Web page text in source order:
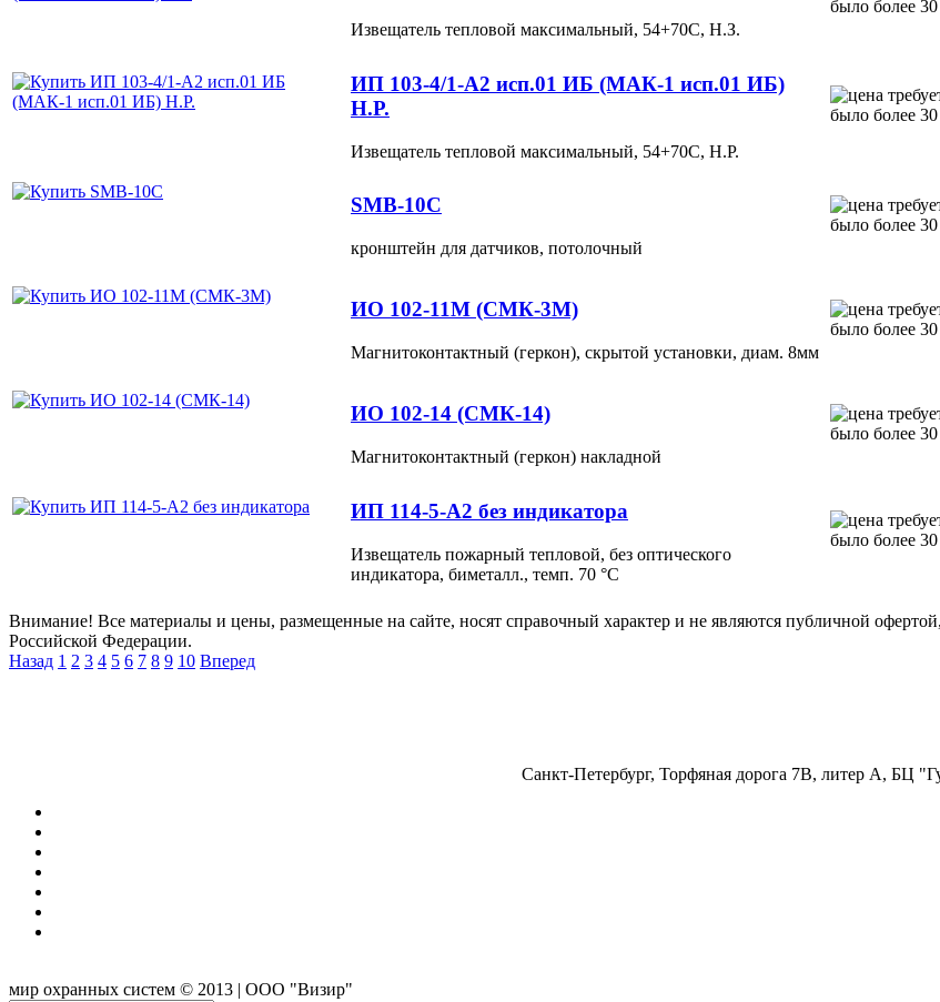
Извещатель тепловой максимальный, 54+70С, Н.З.
ИП 103-4/1-А2 исп.01 ИБ (МАК-1 исп.01 ИБ)
Н.Р.
Извещатель тепловой максимальный, 54+70С, Н.Р.
SMB-10C
кронштейн для датчиков, потолочный
ИО 102-11М (СМК-3М)
Магнитоконтактный (геркон), скрытой установки, диам. 8мм
ИО 102-14 (СМК-14)
Магнитоконтактный (геркон) накладной
ИП 114-5-А2 без индикатора
Извещатель пожарный тепловой, без оптического
индикатора, биметалл., темп. 70 °С
Внимание! Все материалы и цены, размещенные на сайте, носят справочный характер и не являются публичной
Российской Федерации.
Назад 1 2 3 4 5 6 7 8 9 10 Вперед
Санкт-Петербург, Торфяная дорога 7В, литер А, БЦ
мир охранных систем © 2013 | ООО "Визир"